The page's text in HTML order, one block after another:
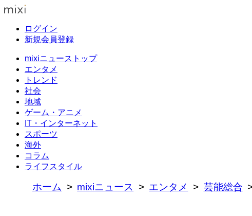
ログイン
新規会員登録
mixiニューストップ
エンタメ
トレンド
社会
地域
ゲーム・アニメ
IT・インターネット
スポーツ
海外
コラム
ライフスタイル
ホーム mixiニュース エンタメ 芸能総合